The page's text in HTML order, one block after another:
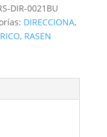
DIR-0021BU
DIRECCIONA,
, RASEN